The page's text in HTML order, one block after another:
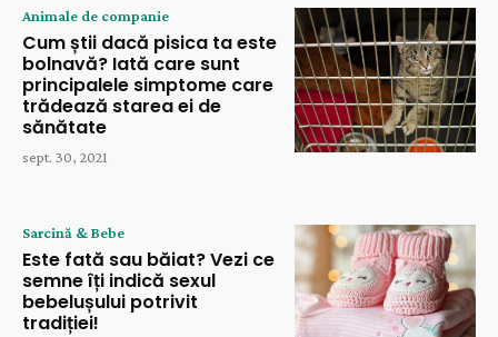
Animale de companie
Cum știi dacă pisica ta este
bolnavă? Iată care sunt
principalele simptome care
trădează starea ei de
sănătate
sept. 30, 2021
Sarcină & Bebe
Este fată sau băiat? Vezi ce
semne îți indică sexul
bebelușului potrivit
tradiției!